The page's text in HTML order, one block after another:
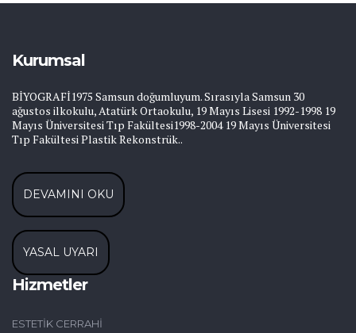
Kurumsal
BİYOGRAFİ1975 Samsun doğumluyum. Sırasıyla Samsun 30
ağustos ilkokulu, Atatürk Ortaokulu, 19 Mayıs Lisesi 1992-1998 19
Mayıs Üniversitesi Tıp Fakültesi1998-2004 19 Mayıs Üniversitesi
Tıp Fakültesi Plastik Rekonstrük..
DEVAMINI OKU
YASAL UYARI
Hizmetler
ESTETIK CERRAHI